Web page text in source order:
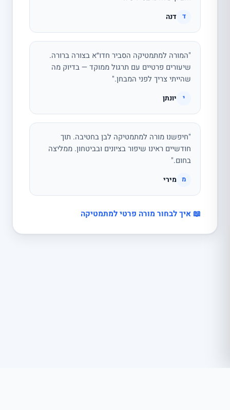
ד דנה
"המורה למתמטיקה הסביר חדו״א בצורה ברורה.
שיעורים פרטיים עם תרגול ממוקד — בדיוק מה
שהייתי צריך לפני המבחן."
י יונתן
"חיפשנו מורה למתמטיקה לבן בחטיבה. תוך
חודשיים ראינו שיפור בציונים ובביטחון. ממליצה
בחום."
מ מירי
📖 איך לבחור מורה פרטי למתמטיקה